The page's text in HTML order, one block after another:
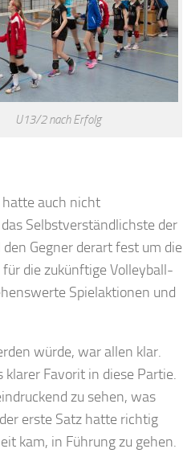
U13/2 nach Erfolg
hatte auch nicht
Selbstverständlichste der
den Gegner derart fest um die
die zukünftige Volleyball-
Spielaktionen und
würde, war allen klar.
Favorit in diese Partie.
zu sehen, was
erste Satz hatte richtig
kam, in Führung zu gehen.